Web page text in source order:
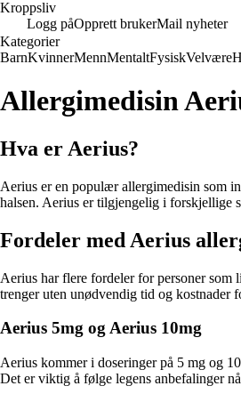
Kroppsliv
Logg påOpprett brukerMail nyheter
Kategorier
BarnKvinnerMennMentaltFysiskVelvære
Allergimedisin
Hva er Aerius?
Aerius er en populær allergimedisin som
halsen. Aerius er tilgjengelig i forskjellige
Fordeler med Aerius
Aerius har flere fordeler for personer som
trenger uten unødvendig tid og kostnader
Aerius 5mg og Aerius 10mg
Aerius kommer i doseringer på 5 mg og
Det er viktig å følge legens anbefalinger